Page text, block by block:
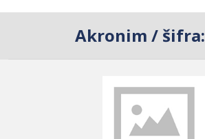
Akronim / šifra: